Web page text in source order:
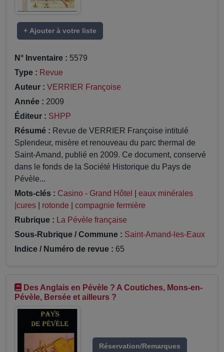
+ Ajouter à votre liste
N° Inventaire : 5579
Type : Revue
Auteur : VERRIER Françoise
Année : 2009
Éditeur : SHPP
Résumé : Revue de VERRIER Françoise intitulé
Splendeur, misère et renouveau du parc thermal de
Saint-Amand, publié en 2009. Ce document, conservé
dans le fonds de la Société Historique du Pays de
Pévèle...
Mots-clés : Casino - Grand Hôtel
eaux minérales
|cures
rotonde
compagnie fermière
Rubrique : La Pévèle française
Sous-Rubrique / Commune : Saint-Amand-les-Eaux
Indice / Numéro de revue : 65
Des Anglais en Pévèle ? A Coutiches, Mons-en-
Pévèle, Bersée et ailleurs ?
Réservation/Remarques